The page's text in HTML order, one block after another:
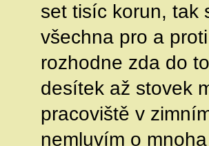
set tisíc korun, tak
všechna pro a
rozhodne zda do
desítek až stovek
pracoviště v
nemluvím o